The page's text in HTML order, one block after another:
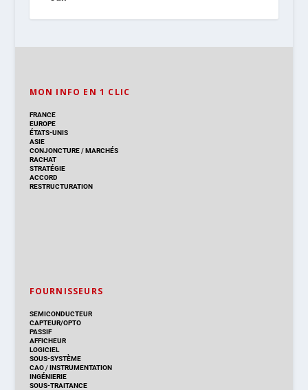
MON INFO EN 1 CLIC
FRANCE
EUROPE
ÉTATS-UNIS
ASIE
CONJONCTURE/MARCHÉS
RACHAT
STRATÉGIE
ACCORD
RESTRUCTURATION
FOURNISSEURS
SEMICONDUCTEUR
CAPTEUR/OPTO
PASSIF
AFFICHEUR
LOGICIEL
SOUS-SYSTÈME
CAO/INSTRUMENTATION
INGÉNIERIE
SOUS-TRAITANCE